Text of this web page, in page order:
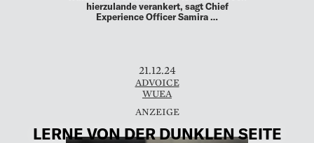
hierzulande verankert, sagt Chief
Experience Officer Samira …
21.12.24
ADVOICE
WUEA
LERNE VON DER DUNKLEN SEITE